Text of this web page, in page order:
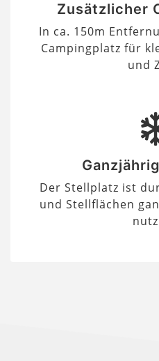
Zusätzlicher
In ca. 150m
Campingplatz für
und
Der Stellplatz ist
und Stellflächen